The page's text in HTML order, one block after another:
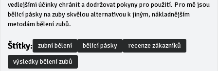
vedlejšími účinky chránit a dodržovat pokyny pro použití. Pro mě jsou
bělicí pásky na zuby skvělou alternativou k jiným, nákladnějším
metodám bělení zubů.
Štítky: zubní bělení bělící pásky
recenze zákazníků
výsledky bělení zubů